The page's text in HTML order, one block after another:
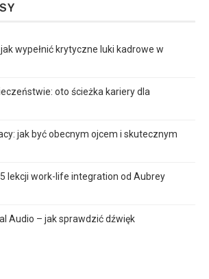
wypełnić krytyczne luki kadrowe w
oto ścieżka kariery dla
jak być obecnym ojcem i skutecznym
lekcji work-life integration od Aubrey
Audio – jak sprawdzić dźwięk